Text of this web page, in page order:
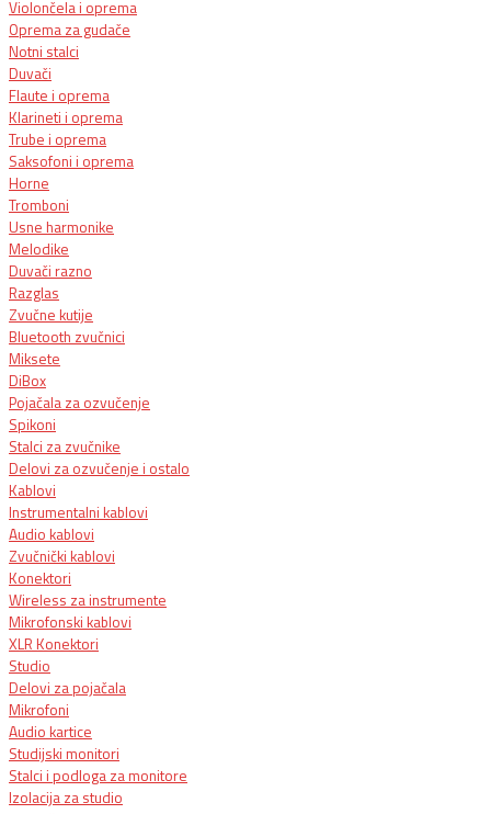
Violončela i oprema
Oprema za gudače
Notni stalci
Duvači
Flaute i oprema
Klarineti i oprema
Trube i oprema
Saksofoni i oprema
Horne
Tromboni
Usne harmonike
Melodike
Duvači razno
Razglas
Zvučne kutije
Bluetooth zvučnici
Miksete
DiBox
Pojačala za ozvučenje
Spikoni
Stalci za zvučnike
Delovi za ozvučenje i ostalo
Kablovi
Instrumentalni kablovi
Audio kablovi
Zvučnički kablovi
Konektori
Wireless za instrumente
Mikrofonski kablovi
XLR Konektori
Studio
Delovi za pojačala
Mikrofoni
Audio kartice
Studijski monitori
Stalci i podloga za monitore
Izolacija za studio